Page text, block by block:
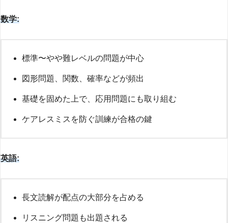
数学:
標準〜やや難レベルの問題が中心
図形問題、関数、確率などが頻出
基礎を固めた上で、応用問題にも取り組む
ケアレスミスを防ぐ訓練が合格の鍵
英語:
長文読解が配点の大部分を占める
リスニング問題も出題される